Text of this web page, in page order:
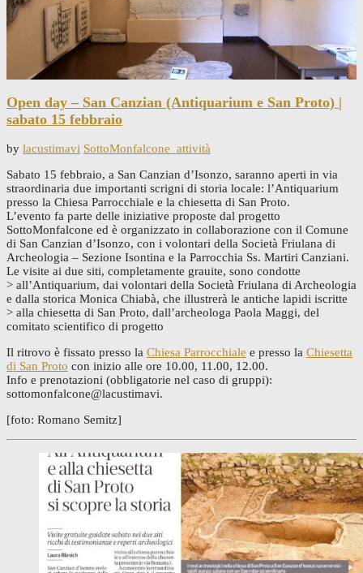
Open day – San Canzian (Antiquarium e San Proto) |
sabato 15 febbraio
by lacustimavi SottoMonfalcone_attività
Sabato 15 febbraio, a San Canzian d’Isonzo, saranno aperti in via
straordinaria due importanti scrigni di storia locale: l’Antiquarium
presso la Chiesa Parrocchiale e la chiesetta di San Proto.
L’evento fa parte delle iniziative proposte dal progetto
SottoMonfalcone ed è organizzato in collaborazione con il Comune
di San Canzian d’Isonzo, con i volontari della Società Friulana di
Archeologia – Sezione Isontina e la Parrocchia Ss. Martiri Canziani.
Le visite ai due siti, completamente grauite, sono condotte
> all’Antiquarium, dai volontari della Società Friulana di Archeologia
e dalla storica Monica Chiabà, che illustrerà le antiche lapidi iscritte
> alla chiesetta di San Proto, dall’archeologa Paola Maggi, del
comitato scientifico di progetto
Il ritrovo è fissato presso la Chiesa Parrocchiale e presso la Chiesetta
di San Proto con inizio alle ore 10.00, 11.00, 12.00.
Info e prenotazioni (obbligatorie nel caso di gruppi):
sottomonfalcone@lacustimavi.
[foto: Romano Semitz]